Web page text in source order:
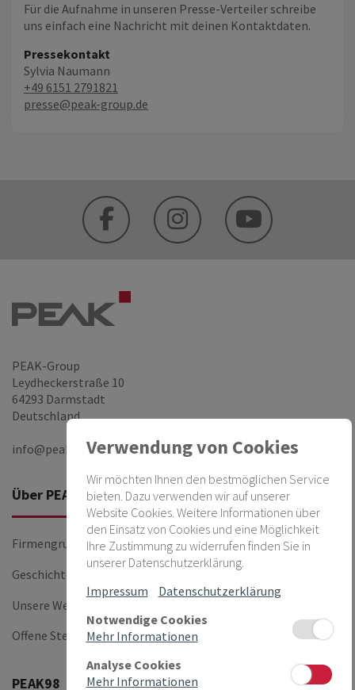
Für die Aufnahme in unseren Presse-Verteiler schreibe
uns einfach eine Nachricht mit deinen Kontaktdaten.
Pressekontakt
Sylvia Naumann
+49 6151 2791821
presse@peak-group.de
PEAK-Group
Leydheckerstraße 10
64293 Darmstadt
Deutschland
info@peak-group.de
Über PEAK
Firmengruppe
Geschichte
Unsere Werte
Offene Stellen
Firmen
PEAKnx
PEAK98
Verwendung von Cookies
Wir möchten Ihnen den bestmöglichen Service
bieten. Dazu verwenden wir auf unserer
Website Cookies. Weitere Informationen über
den Einsatz von Cookies und eine Möglichkeit
Ihre Zustimmung zu widerrufen finden Sie in
unserer Datenschutzerklärung.
Impressum
Datenschutzerklärung
Notwendige Cookies
Mehr Informationen
Analyse Cookies
Mehr Informationen